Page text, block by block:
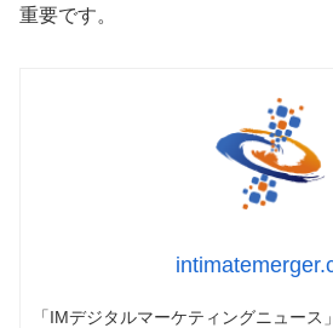
重要です。
「IMデジタルマーケティングニュー